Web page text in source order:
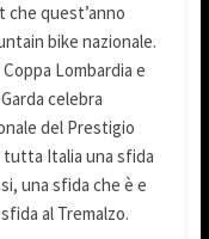
che quest’anno
bike nazionale.
Lombardia e
celebra
del Prestigio
tutta Italia una sfida
una sfida che è e
al Tremalzo.